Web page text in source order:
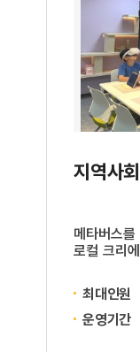
지역사
메타버스
로컬 크리
최대인원
운영기간